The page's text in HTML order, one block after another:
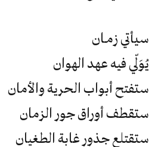
سيأتي زمـان
يُوَلّي فيه عهد الهوان
ستفتح أبواب الحرية والأمان
ستقطف أوراق جور الزمان
ستقتلع جذور غابة الطغيان